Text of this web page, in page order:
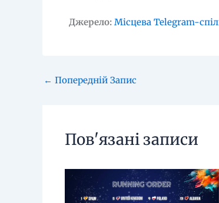
Джерело: Місцева Telegram-
← Попередній Запис
Пов'язані записи